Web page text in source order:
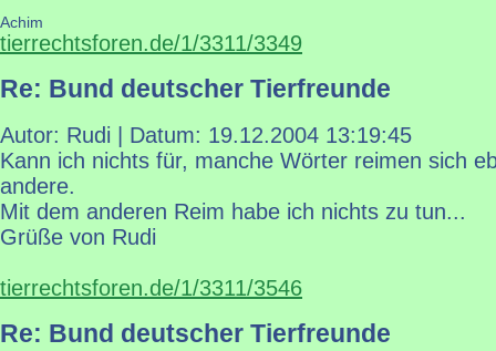
Achim
tierrechtsforen.de/1/3311/3349
Re: Bund deutscher Tierfreunde
Autor: Rudi | Datum: 19.12.2004 13:19:45
Kann ich nichts für, manche Wörter reimen sich
andere.
Mit dem anderen Reim habe ich nichts zu tun...
Grüße von Rudi
tierrechtsforen.de/1/3311/3546
Re: Bund deutscher Tierfreunde